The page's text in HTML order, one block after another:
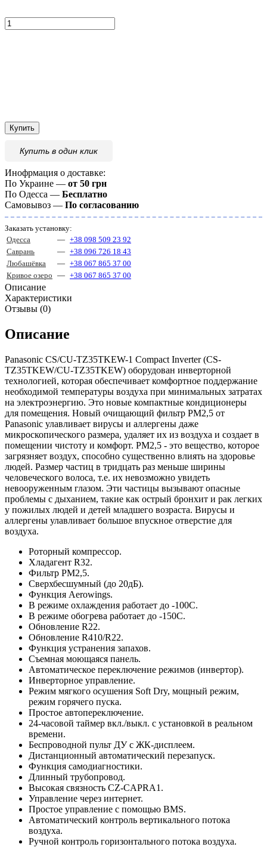
Купить
Купить в один клик
Инофрмация о доставке:
По Украине — от 50 грн
По Одесса — Бесплатно
Самовывоз — По согласованию
Заказать установку:
Одесса
— +38 098 509 23 92
Саврань
— +38 096 726 18 43
Любашёвка
— +38 067 865 37 00
Кривое озеро — +38 067 865 37 00
Описание
Характеристики
Отзывы (0)
Описание
Panasonic CS/CU-TZ35TKEW-1 Compact Inverter (CS-
TZ35TKEW/CU-TZ35TKEW) оборудован инверторной
технологией, которая обеспечивает комфортное поддержание
необходимой температуры воздуха при минимальных затратах
на электроэнергию. Это новые компактные кондиционеры
для помещения. Новый очищающий фильтр РМ2,5 от
Panasonic улавливает вирусы и аллергены даже
микроскопического размера, удаляет их из воздуха и создает в
помещении чистоту и комфорт. РМ2,5 - это вещество, которое
загрязняет воздух, способно существенно влиять на здоровье
людей. Размер частиц в тридцать раз меньше ширины
человеческого волоса, т.е. их невозможно увидеть
невооруженным глазом. Эти частицы вызывают опасные
проблемы с дыханием, такие как острый бронхит и рак легких
у пожилых людей и детей младшего возраста. Вирусы и
аллергены улавливает большое впускное отверстие для
воздуха.
Роторный компрессор.
Хладагент R32.
Фильтр РМ2,5.
Сверхбесшумный (до 20дБ).
Функция Aerowings.
В режиме охлаждения работает до -100С.
В режиме обогрева работает до -150С.
Обновление R22.
Обновление R410/R22.
Функция устранения запахов.
Съемная моющаяся панель.
Автоматическое переключение режимов (инвертор).
Инверторное управление.
Режим мягкого осушения Soft Dry, мощный режим,
режим горячего пуска.
Простое автопереключение.
24-часовой таймер вкл./выкл. с установкой в реальном
времени.
Беспроводной пульт ДУ с ЖК-дисплеем.
Дистанционный автоматический перезапуск.
Функция самодиагностики.
Длинный трубопровод.
Высокая связность CZ-CAPRA1.
Управление через интернет.
Простое управление с помощью BMS.
Автоматический контроль вертикального потока
воздуха.
Ручной контроль горизонтального потока воздуха.